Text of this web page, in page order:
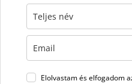
Elolvastam és elfogadom